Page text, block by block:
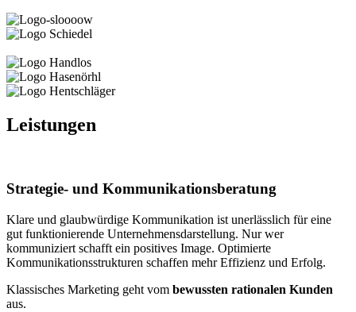
Leistungen
Strategie- und Kommunikationsberatung
Klare und glaubwürdige Kommunikation ist unerlässlich für eine
gut funktionierende Unternehmensdarstellung. Nur wer
kommuniziert schafft ein positives Image. Optimierte
Kommunikationsstrukturen schaffen mehr Effizienz und Erfolg.
Klassisches Marketing geht vom bewussten rationalen Kunden
aus.